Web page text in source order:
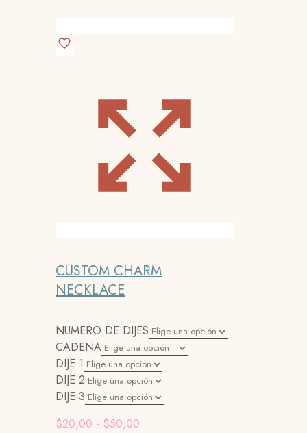
CUSTOM CHARM
NECKLACE
NUMERO DE DIJES
CADENA
DIJE 1
DIJE 2
DIJE 3
$20,00 - $50,00